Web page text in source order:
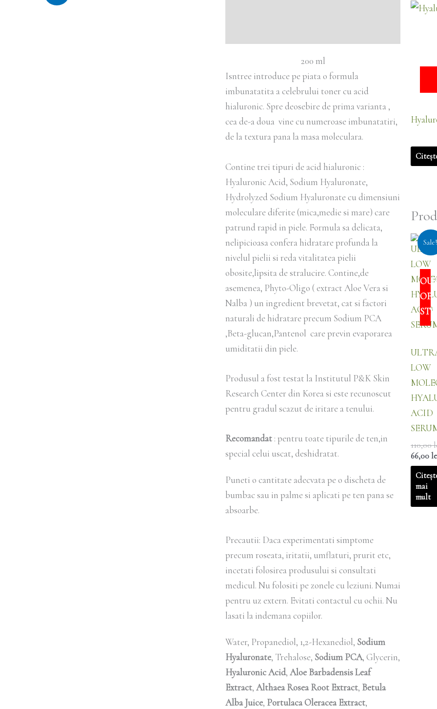
200 ml
Isntree introduce pe piata o formula
imbunatatita a celebrului toner cu acid
hialuronic. Spre deosebire de prima varianta ,
cea de-a doua vine cu numeroase imbunatatiri,
de la textura pana la masa moleculara.
Contine trei tipuri de acid hialuronic :
Hyaluronic Acid, Sodium Hyaluronate,
Hydrolyzed Sodium Hyaluronate cu dimensiuni
moleculare diferite (mica,medie si mare) care
patrund rapid in piele. Formula sa delicata,
nelipicioasa confera hidratare profunda la
nivelul pielii si reda vitalitatea pielii
obosite,lipsita de stralucire. Contine,de
asemenea, Phyto-Oligo ( extract Aloe Vera si
Nalba ) un ingredient brevetat, cat si factori
naturali de hidratare precum Sodium PCA
,Beta-glucan,Pantenol care previn evaporarea
umiditatii din piele.
Produsul a fost testat la Institutul P&K Skin
Research Center din Korea si este recunoscut
pentru gradul scazut de iritare a tenului.
Recomandat : pentru toate tipurile de ten,in
special celui uscat, deshidratat.
Puneti o cantitate adecvata pe o discheta de
bumbac sau in palme si aplicati pe ten pana se
absoarbe.
Precautii: Daca experimentati simptome
precum roseata, iritatii, umflaturi, prurit etc,
incetati folosirea produsului si consultati
medicul. Nu folositi pe zonele cu leziuni. Numai
pentru uz extern. Evitati contactul cu ochii. Nu
lasati la indemana copiilor.
Water, Propanediol, 1,2-Hexanediol, Sodium
Hyaluronate, Trehalose, Sodium PCA, Glycerin,
Hyaluronic Acid, Aloe Barbadensis Leaf
Extract, Althaea Rosea Root Extract, Betula
Alba Juice, Portulaca Oleracea Extract,
Sale!
OF
LOW
ACID
110,00
Prețul
inițial
a
fost:
110,00
66,00
mai
mult